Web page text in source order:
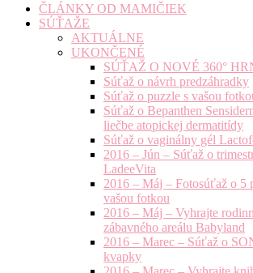
ČLÁNKY OD MAMIČIEK
SÚŤAŽE
AKTUÁLNE
UKONČENÉ
SÚŤAŽ O NOVÉ 360°
Súťaž o návrh predzáhradky
Súťaž o puzzle s vašou
Súťaž o Bepanthen
liečbe atopickej dermatitídy
Súťaž o vaginálny gél
2016 – Jún – Súťaž o
LadeeVita
2016 – Máj – Fotosúťaž o 5
vašou fotkou
2016 – Máj – Vyhrajte
zábavného areálu Babyland
2016 – Marec – Súťaž o
kvapky